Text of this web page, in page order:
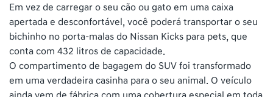
Em vez de carregar o seu cão ou gato em uma caixa
apertada e desconfortável, você poderá transportar o seu
bichinho no porta-malas do Nissan Kicks para pets, que
conta com 432 litros de capacidade.
O compartimento de bagagem do SUV foi transformado
em uma verdadeira casinha para o seu animal. O veículo